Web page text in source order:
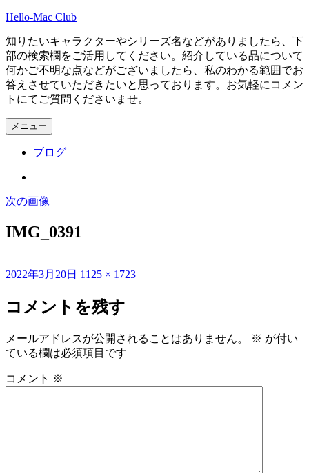
コ
テ
ン
ツ
へ
ス
キ
ッ
Hello-Mac Club
知りたいキャラクターやシリーズ名などがありましたら、下
部の検索欄をご活用してください。紹介している品について
何かご不明な点などがございましたら、私のわかる範囲でお
答えさせていただきたいと思っております。お気軽にコメン
トにてご質問くださいませ。
メニュー
ブログ
次の画像
IMG_0391
投
日:
2022年3月20日 フ
サ
イ
1125 × 1723
コメントを残す
メールアドレスが公開されることはありません。 ※ が付い
ている欄は必須項目です
コメント ※